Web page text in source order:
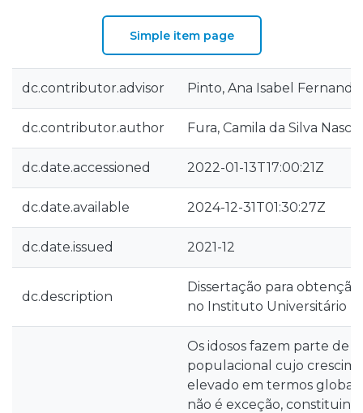
Simple item page
dc.contributor.advisor Pinto, Ana Isabel
dc.contributor.author Fura, Camila da Silva
dc.date.accessioned 2022-01-13T17:00:21Z
dc.date.available 2024-12-31T01:30:27Z
dc.date.issued 2021-12
dc.description
Dissertação para
no Instituto Universitário
Os idosos fazem parte de
populacional cujo
elevado em termos
não é exceção,